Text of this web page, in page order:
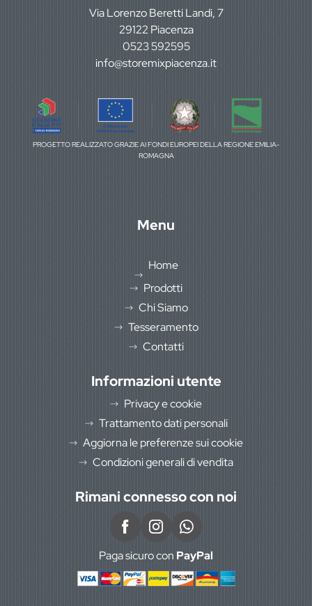
Via Lorenzo Beretti Landi, 7
29122 Piacenza
0523 592595
info@storemixpiacenza.it
PROGETTO REALIZZATO GRAZIE AI FONDI EUROPEI DELLA REGIONE EMILIA-
ROMAGNA
Menu
Home
Prodotti
Chi Siamo
Tesseramento
Contatti
Informazioni utente
Privacy e cookie
Trattamento dati personali
Aggiorna le preferenze sui cookie
Condizioni generali di vendita
Rimani connesso con noi
Paga sicuro con PayPal